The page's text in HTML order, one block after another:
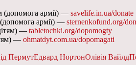
армії) — savelife.in.ua/donate
армії) — sternenkofund.org/
— tabletochki.org/dopomogty
— ohmatdyt.com.ua/dopomagati
ПермутЕдвард НортонОлівія Вайлд